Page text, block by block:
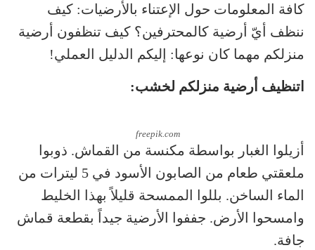
كافة المعلومات حول الإعتناء بالأرضيات: كيف
ننظف أيّ أرضية كالمحترفين؟ كيف تنظفون أرضية
منزلكم مهما كان نوعها: إليكم الدليل العملي!
اتنظيف أرضية منزلكم لخشب:
freepik.com
أزيلوا الغبار بواسطة مكنسة من القماش. ذوبوا
ملعقتي طعام من الصابون الأسود في 5 ليترات من
الماء الساخن. بللوا الممسحة قليلاً بهذا الخليط
وامسحوا الأرض. جففوا الأرضية جيداً بقطعة قماش
جافة.